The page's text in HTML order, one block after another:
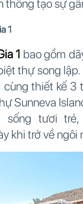
thống tạo sự
1
1 bao gồm
thự song
thiết kế 3
Sunneva
sống tươi
khi trở về ngôi